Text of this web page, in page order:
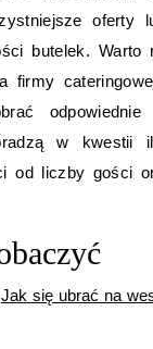
oferty
butelek. Warto
firmy
w kwestii
od liczby gości
Jak się ubrać na